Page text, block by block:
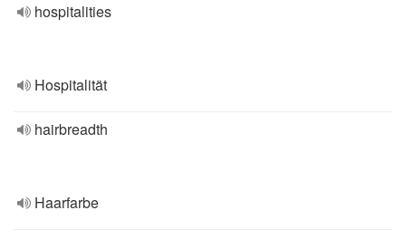
hospitalities
Hospitalität
hairbreadth
Haarfarbe